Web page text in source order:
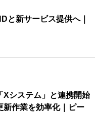
と新サービス提供へ｜
Xシステム」と連携開始
新作業を効率化｜ピー